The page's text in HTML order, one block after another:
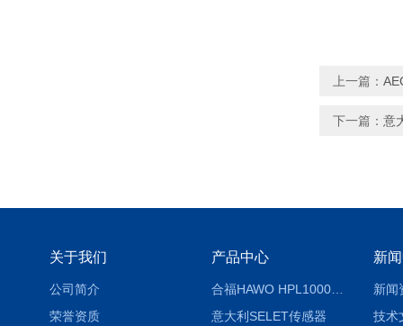
上一篇：
下一篇： 意
关于我们
公司简介
荣誉资质
产品中心
合福HAWO HPL1000AS封口机
意大利SELET传感器
新
新闻
技术